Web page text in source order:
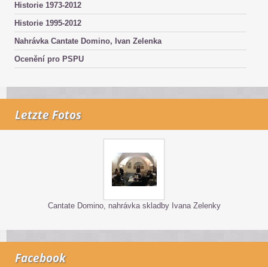
Historie 1973-2012
Historie 1995-2012
Nahrávka Cantate Domino, Ivan Zelenka
Ocenění pro PSPU
Letzte Fotos
Cantate Domino, nahrávka skladby Ivana Zelenky
Facebook